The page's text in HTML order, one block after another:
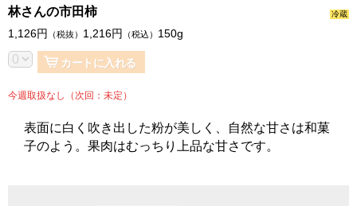
林さんの市田柿 冷蔵
1,126円 （税抜） 1,216円 （税込） 150g
カートに入れる
今週取扱なし（次回：未定）
表面に白く吹き出した粉が美しく、自然な甘さは和菓
子のよう。果肉はむっちり上品な甘さです。